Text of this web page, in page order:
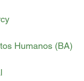
Humanos (BA)